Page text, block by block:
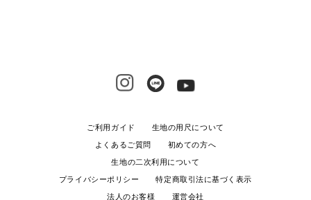
ご利用ガイド 生地の用尺について
よくあるご質問 初めての方へ
生地の二次利用について
プライバシーポリシー 特定商取引法に基づく表示
法人のお客様 運営会社